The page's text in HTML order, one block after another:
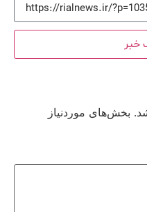
خبر
بخش‌های موردنیاز